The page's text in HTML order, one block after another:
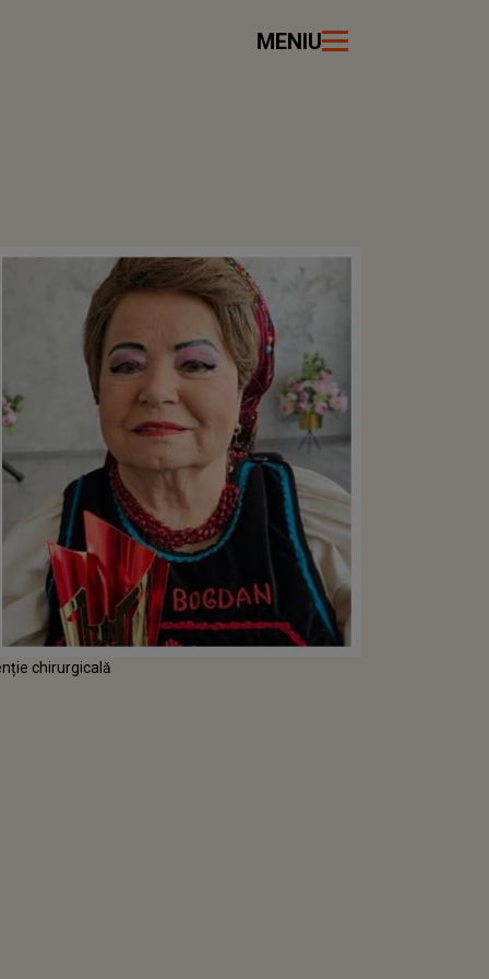
MENIU
chirurgicală